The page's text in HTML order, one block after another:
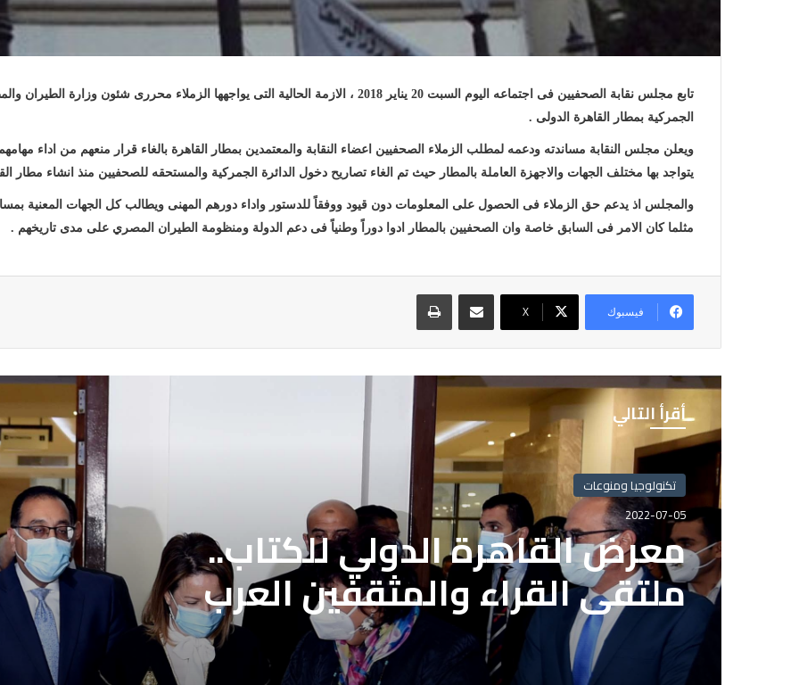
تابع مجلس نقابة الصحفيين فى اجتماعه اليوم السبت 20 يناير 2018 ، الازمة الحالية التى يواجهها
الجمركية بمطار القاهرة الدولى .
ويعلن مجلس النقابة مساندته ودعمه لمطلب الزملاء الصحفيين اعضاء النقابة والمعتمدين بمطار القاهرة بالغاء قرار منعهم من اداء
يتواجد بها مختلف الجهات والاجهزة العاملة بالمطار حيث تم الغاء تصاريح دخول الدائرة الجمركية والمستحقه للصحفيين منذ انشاء مطار
والمجلس اذ يدعم حق الزملاء فى الحصول على المعلومات دون قيود ووفقاً للدستور واداء دورهم المهنى ويطالب كل الجهات المعنية
مثلما كان الامر فى السابق خاصة وان الصحفيين بالمطار ادوا دوراً وطنياً فى دعم الدولة ومنظومة الطيران المصري على مدى تاريخهم .
فيسبوك X
مشاركة عبر البريد طباعة
أقرأ التالي
تكنولوجيا ومنوعات
2022-07-05
معرض القاهرة الدولي للكتاب..
ملتقى القراء والمثقفين العرب